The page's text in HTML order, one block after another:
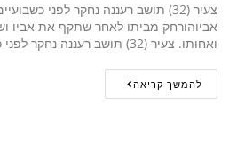
צעיר (32) תושב רעננה נחקר לפני
אביוהורחק מביתו לאחר שתקף את אביו
ואחותו. צעיר (32) תושב רעננה נחקר לפני כשבועיים בחשד…
להמשך קריאה